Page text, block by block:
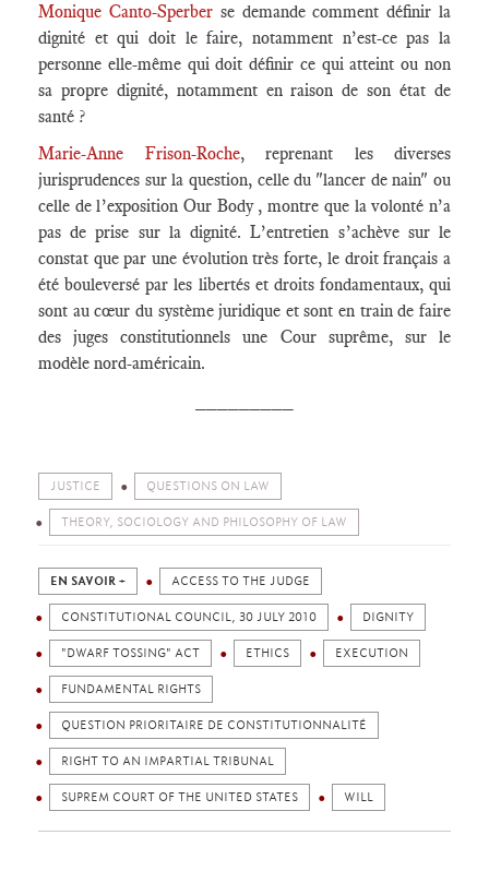
Monique Canto-Sperber se demande comment définir la
dignité et qui doit le faire, notamment n’est-ce pas la
personne elle-même qui doit définir ce qui atteint ou non
sa propre dignité, notamment en raison de son état de
santé ?
Marie-Anne Frison-Roche, reprenant les diverses
jurisprudences sur la question, celle du "lancer de nain" ou
celle de l’exposition Our Body , montre que la volonté n’a
pas de prise sur la dignité. L’entretien s’achève sur le
constat que par une évolution très forte, le droit français a
été bouleversé par les libertés et droits fondamentaux, qui
sont au cœur du système juridique et sont en train de faire
des juges constitutionnels une Cour suprême, sur le
modèle nord-américain.
JUSTICE QUESTIONS ON LAW
THEORY, SOCIOLOGY AND PHILOSOPHY OF LAW
EN SAVOIR + ACCESS TO THE JUDGE
CONSTITUTIONAL COUNCIL, 30 JULY 2010 DIGNITY
"DWARF TOSSING" ACT ETHICS EXECUTION
FUNDAMENTAL RIGHTS
QUESTION PRIORITAIRE DE CONSTITUTIONNALITÉ
RIGHT TO AN IMPARTIAL TRIBUNAL
SUPREM COURT OF THE UNITED STATES WILL